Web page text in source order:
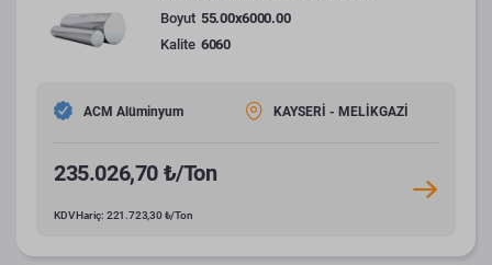
Boyut 55.00x6000.00
Kalite 6060
ACM Alüminyum KAYSERİ - MELİKGAZİ
235.026,70 ₺/Ton
KDV Hariç: 221.723,30 ₺/Ton